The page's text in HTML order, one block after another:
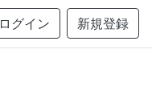
ログイン 新規登録